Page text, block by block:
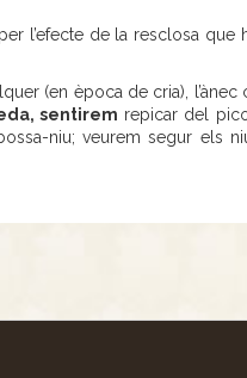
l’efecte de la resclosa que
(en època de cria), l’ànec
sentirem repicar del
niu; veurem segur els